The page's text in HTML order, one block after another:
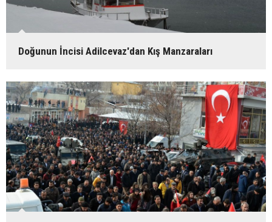
Doğunun İncisi Adilcevaz'dan Kış Manzaraları